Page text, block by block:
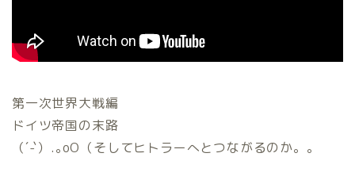
第一次世界大戦編
ドイツ帝国の末路
（´-`）.｡oO（そしてヒトラーへとつながるのか。。